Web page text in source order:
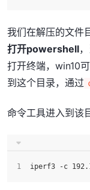
我们在解压的文件
打开powershell
打开终端，win10
到这个目录，通过
命令工具进入到该
iperf3 -c